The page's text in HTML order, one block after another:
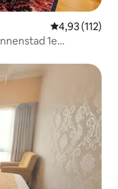
Gemiddelde
4,93 (112)
1e